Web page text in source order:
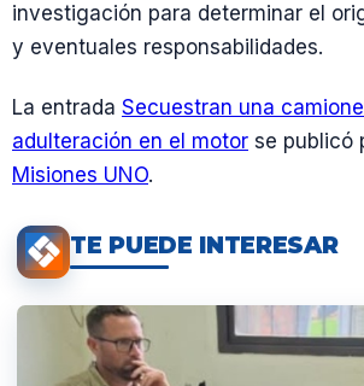
investigación para determinar el
y eventuales responsabilidades.
La entrada Secuestran una
adulteración en el motor se publicó
Misiones UNO.
TE PUEDE INTERESAR